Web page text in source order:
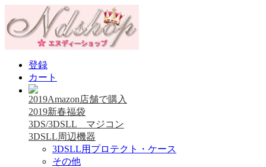
登録
カート
2019Amazon店舗で購入
2019新春福袋
3DS/3DSLL マジコン
3DSLL周辺機器
3DSLL用プロテクト・ケース
その他